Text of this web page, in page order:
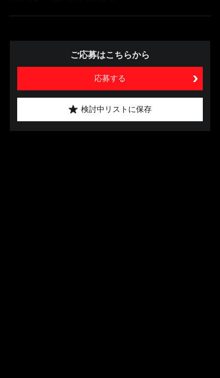
ご応募はこちらから
応募する
検討中リストに保存